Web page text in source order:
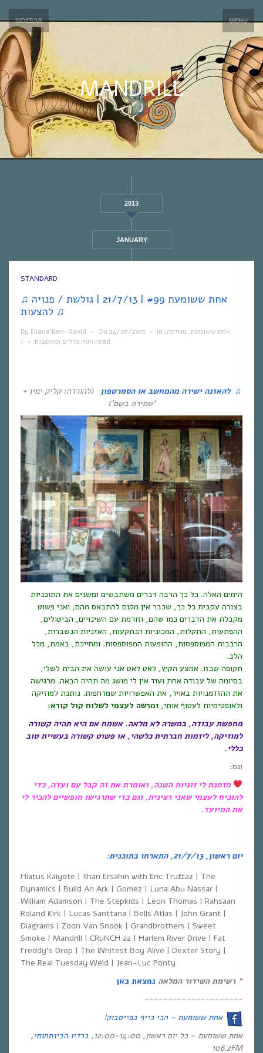
SIDEBAR MENU
MANDRILL
2013
JANUARY
STANDARD
♫ אחת ששומעת #99 | 21/7/13 | גולשת / פנויה
להצעות ♫
By Eliana Ben-David • On 24/07/2013 • In אחת ששומעת, מוזיקה,
מילים ומחשבות • 1 min read
♫ להאזנה ישירה מהמחשב או הסמרטפון(להורדה: קליק ימין +
‘שמירה בשם’)
הימים האלה. כל כך הרבה דברים משתבשים ומשנים את התוכניות
בצורה עקבית כל כך, שכבר אין מקום להתבאס מהם, ואני פשוט
מקבלת את הדברים כמו שהם, וזורמת עם השינויים, הביטולים,
ההפתעות, התקלות, המכוניות הנתקעות, האזניות הנשברות,
הרכבות המפוספסות, ההופעות המפוספסות. ומחייכת, באמת, מכל
הלב.
תקופה שכזו. אמצע הקיץ, לאט לאט אני עושה את הבית לשלי,
בסיומה של עבודה אחת ועוד אין לי מושג מה תהיה הבאה. מרגישה
את ההזדמנויות באויר, את האפשרויות שמרחפות. נותנת למוזיקה
ולאופטימיות לעטוף אותי, ומרשה לעצמי לשלוח קול קורא:
מחפשת עבודה, במשרה לא מלאה. אשמח אם היא תהיה קשורה
למוזיקה, ליזמות חברתית כלשהי, או פשוט קשורה בעשיית טוב
כללי.
וגם:
מזמנת לי זוגיות השנה, ואומרת את זה קבל עם ועדה, כדי
להוכיח לעצמי שאני רצינית, וגם כדי שתרגישו חופשיים להכיר לי
את המיועד.
יום ראשון, 21/7/13, התארחו בתוכנית
:
Hiatus Kaiyote | Ilhan Ersahin with Eric Truffaz | The
Dynamics | Build An Ark | Gomez | Luna Abu Nassar |
William Adamson | The Stepkids | Leon Thomas | Rahsaan
Roland Kirk | Lucas Santtana | Bells Atlas | John Grant |
Diagrams | Zoon Van Snook | Grandbrothers | Sweet
Smoke | Mandrill | CRuNCH 22 | Harlem River Drive | Fat
Freddy’s Drop | The Whitest Boy Alive | Dexter Story |
The Real Tuesday Weld | Jean-Luc Ponty
* רשימת השידור המלאה נמצאת כאן
~~~~~~~~~~~~~~~~~~~~~
אחת ששומעת – הכי כייף בפייסבוק!
אחת ששומעת – כל יום ראשון, 12:00-14:00,
ברדיו הבינתחומי,
106.2FM